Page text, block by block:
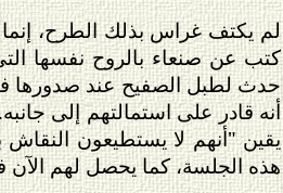
لم يكتف غراس بذلك الطرح،
كتب عن صنعاء بالروح نفسها
حدث لطبل الصفيح عند صدورها
أنه قادر على استمالتهم إلى
يقين "أنهم لا يستطيعون النقاش
هذه الجلسة، كما يحصل لهم